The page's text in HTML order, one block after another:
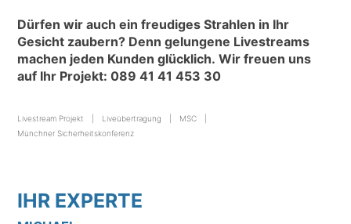
Dürfen wir auch ein freudiges Strahlen in Ihr
Gesicht zaubern? Denn gelungene Livestreams
machen jeden Kunden glücklich. Wir freuen uns
auf Ihr Projekt:089 41 41 453 30
Livestream Projekt Liveübertragung
MSC
Münchner Sicherheitskonferenz
IHR EXPERTE